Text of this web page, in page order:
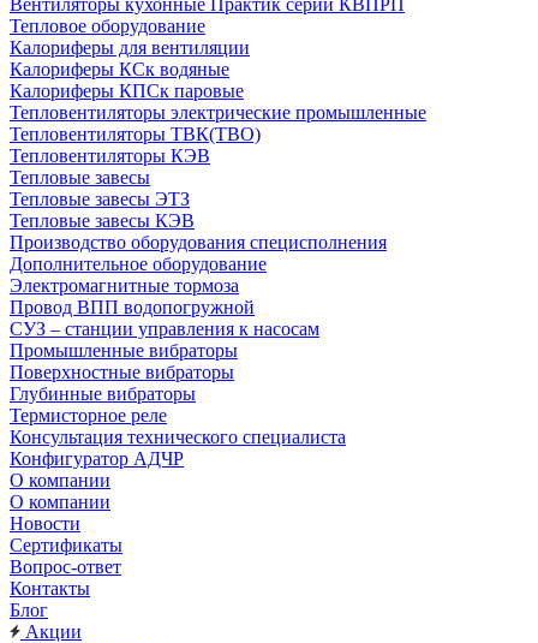
Вентиляторы кухонные Практик серии КВПРП
Тепловое оборудование
Калориферы для вентиляции
Калориферы КСк водяные
Калориферы КПСк паровые
Тепловентиляторы электрические промышленные
Тепловентиляторы ТВК(ТВО)
Тепловентиляторы КЭВ
Тепловые завесы
Тепловые завесы ЭТЗ
Тепловые завесы КЭВ
Производство оборудования специсполнения
Дополнительное оборудование
Электромагнитные тормоза
Провод ВПП водопогружной
СУЗ – станции управления к насосам
Промышленные вибраторы
Поверхностные вибраторы
Глубинные вибраторы
Термисторное реле
Консультация технического специалиста
Конфигуратор АДЧР
О компании
О компании
Новости
Сертификаты
Вопрос-ответ
Контакты
Блог
Акции